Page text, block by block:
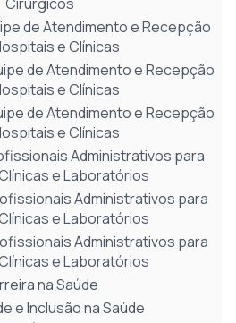
de Atendimento e Recepção
e Clínicas
de Atendimento e Recepção
e Clínicas
de Atendimento e Recepção
e Clínicas
Administrativos para
e Laboratórios
Administrativos para
e Laboratórios
Administrativos para
e Laboratórios
na Saúde
e Inclusão na Saúde